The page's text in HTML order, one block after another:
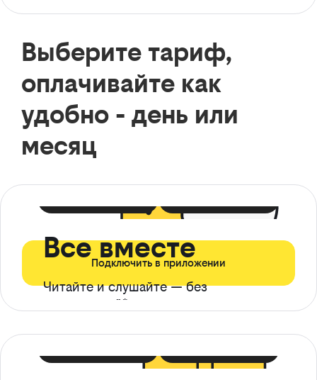
Выберите тариф,
оплачивайте как
удобно - день или
месяц
Все вместе
Читайте и слушайте — без
ограничений*
Подключить в приложении